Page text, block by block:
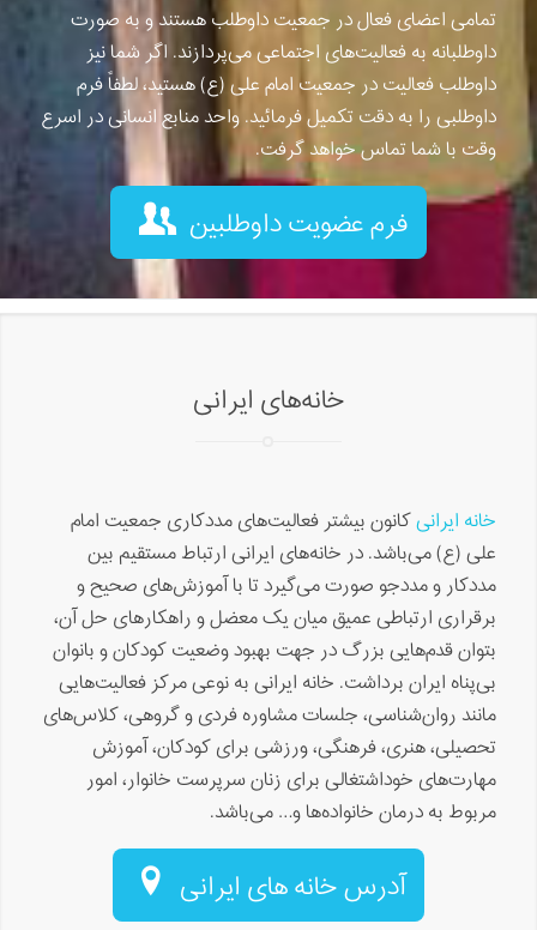
تمامی اعضای فعال در جمعیت داوطلب هستند و به صورت
داوطلبانه به فعالیت‌های اجتماعی می‌پردازند. اگر شما نیز
داوطلب فعالیت در جمعیت امام علی (ع) هستید، لطفاً فرم
داوطلبی را به دقت تکمیل فرمائید. واحد منابع انسانی در اسرع
وقت با شما تماس خواهد گرفت.
فرم عضویت داوطلبین
خانه‌های ایرانی
خانه ایرانیکانون بیشتر فعالیت‌های مددکارى جمعیت امام
علی (ع) می‌باشد. در خانه‌های ایرانی ارتباط مستقیم بین
مددکار و مددجو صورت می‌گیرد تا با آموزش‌های صحیح و
برقراری ارتباطی عمیق میان یک معضل و راهکارهاى حل آن،
بتوان قدم‌هایی بزرگ در جهت بهبود وضعیت کودکان و بانوان
بی‌پناه ایران برداشت. خانه ایرانی به نوعی مرکز فعالیت‌هایی
مانند روان‌شناسی، جلسات مشاوره‌ فردی و گروهی، کلاس‌های
تحصیلی، هنری، فرهنگی، ورزشی برای کودکان، آموزش
مهارت‌های خوداشتغالی برای زنان سرپرست خانوار، امور
مربوط به درمان خانواده‌ها و… می‌باشد.
آدرس خانه های ایرانی